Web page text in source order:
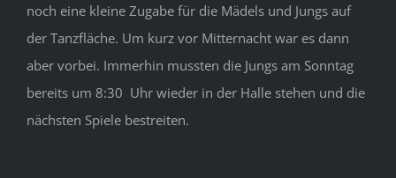
noch eine kleine Zugabe für die Mädels und Jungs auf
der Tanzfläche. Um kurz vor Mitternacht war es dann
aber vorbei. Immerhin mussten die Jungs am Sonntag
bereits um 8:30 Uhr wieder in der Halle stehen und die
nächsten Spiele bestreiten.